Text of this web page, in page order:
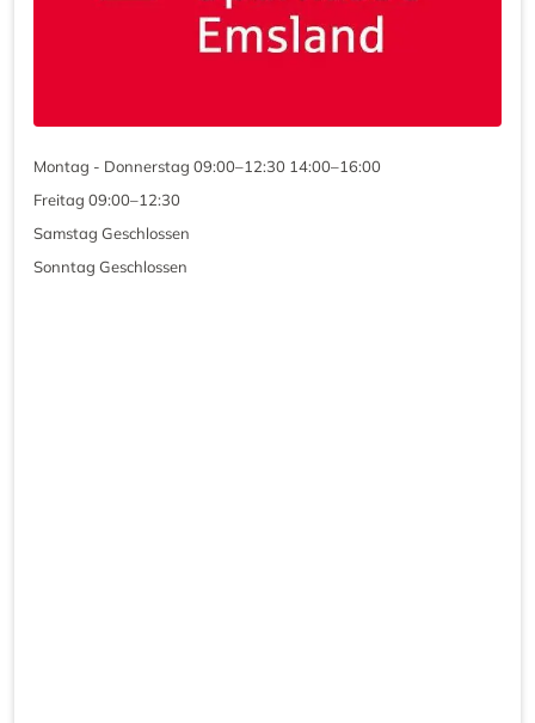
Montag - Donnerstag 09:00–12:30 14:00–16:00
Freitag 09:00–12:30
Samstag Geschlossen
Sonntag Geschlossen